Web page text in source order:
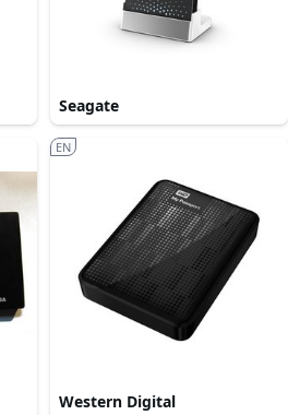
Seagate
Western Digital
EN